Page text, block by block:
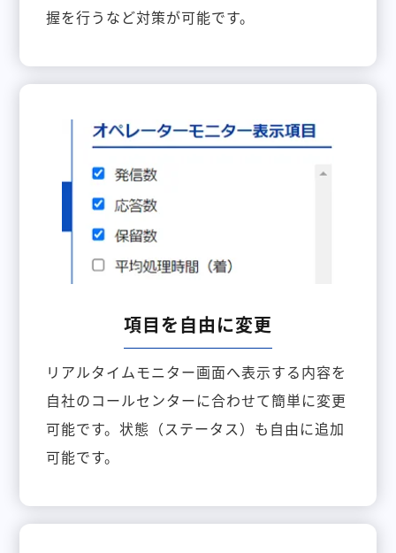
握を行うなど対策が可能です。
項目を自由に変更
リアルタイムモニター画面へ表示する内容を
自社のコールセンターに合わせて簡単に変更
可能です。状態（ステータス）も自由に追加
可能です。